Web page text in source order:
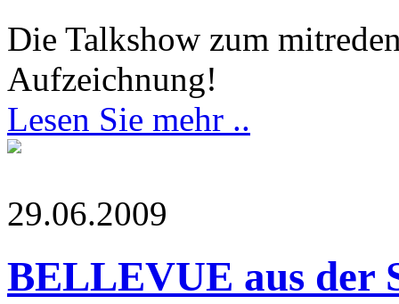
Die Talkshow zum
Aufzeichnung!
Lesen Sie mehr ..
29.06.2009
BELLEVUE aus der